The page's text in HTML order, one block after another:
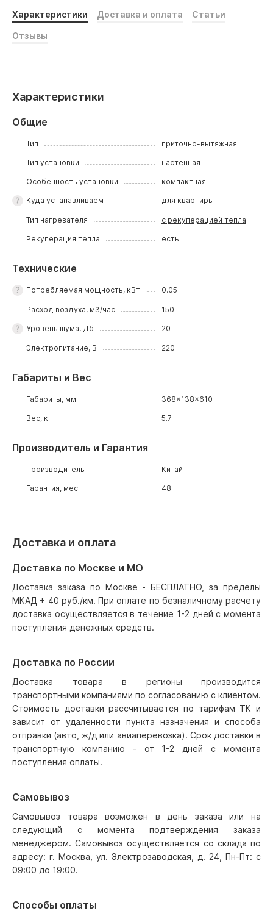
Характеристики Доставка и оплата Статьи
Отзывы
Характеристики
Общие
Тип приточно-вытяжная
Тип установки настенная
Особенность установки компактная
Куда устанавливаем для квартиры
Тип нагревателя с рекуперацией тепла
Рекуперация тепла есть
Технические
Потребляемая мощность, кВт 0.05
Расход воздуха, м3/час 150
Уровень шума, Дб 20
Электропитание, В 220
Габариты и Вес
Габариты, мм 368x138x610
Вес, кг 5.7
Производитель и Гарантия
Производитель Китай
Гарантия, мес. 48
Доставка и оплата
Доставка по Москве и МО
Доставка заказа по Москве - БЕСПЛАТНО, за пределы
МКАД + 40 руб./км. При оплате по безналичному расчету
доставка осуществляется в течение 1-2 дней с момента
поступления денежных средств.
Доставка по России
Доставка товара в регионы производится
транспортными компаниями по согласованию с клиентом.
Стоимость доставки рассчитывается по тарифам ТК и
зависит от удаленности пункта назначения и способа
отправки (авто, ж/д или авиаперевозка). Срок доставки в
транспортную компанию - от 1-2 дней с момента
поступления оплаты.
Самовывоз
Самовывоз товара возможен в день заказа или на
следующий с момента подтверждения заказа
менеджером. Самовывоз осуществляется со склада по
адресу: г. Москва, ул. Электрозаводская, д. 24, Пн-Пт: с
09:00 до 19:00.
Способы оплаты